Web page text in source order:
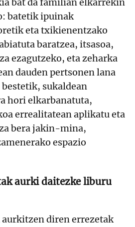
bat da familian elkarrekin
batetik ipuinak
eta txikienentzako
baratzea, itsasoa,
ezagutzeko, eta zeharka
dauden pertsonen lana
sukaldean
hori elkarbanatuta,
errealitatean aplikatu eta
bera jakin-mina,
espazio
aurki daitezke liburu
diren errezetak